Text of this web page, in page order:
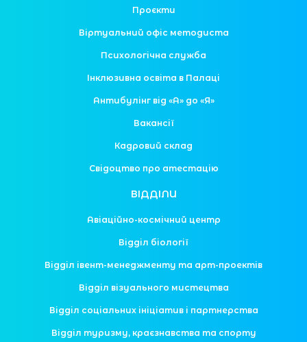
Проєкти
Віртуальний офіс методиста
Психологічна служба
Інклюзивна освіта в Палаці
Антибулінг від «А» до «Я»
Вакансії
Кадровий склад
Свідоцтво про атестацію
ВІДДІЛИ
Авіаційно-космічний центр
Відділ біології
Відділ івент-менеджменту та арт-проектів
Відділ візуального мистецтва
Відділ соціальних ініціатив і партнерства
Відділ туризму, краєзнавства та спорту